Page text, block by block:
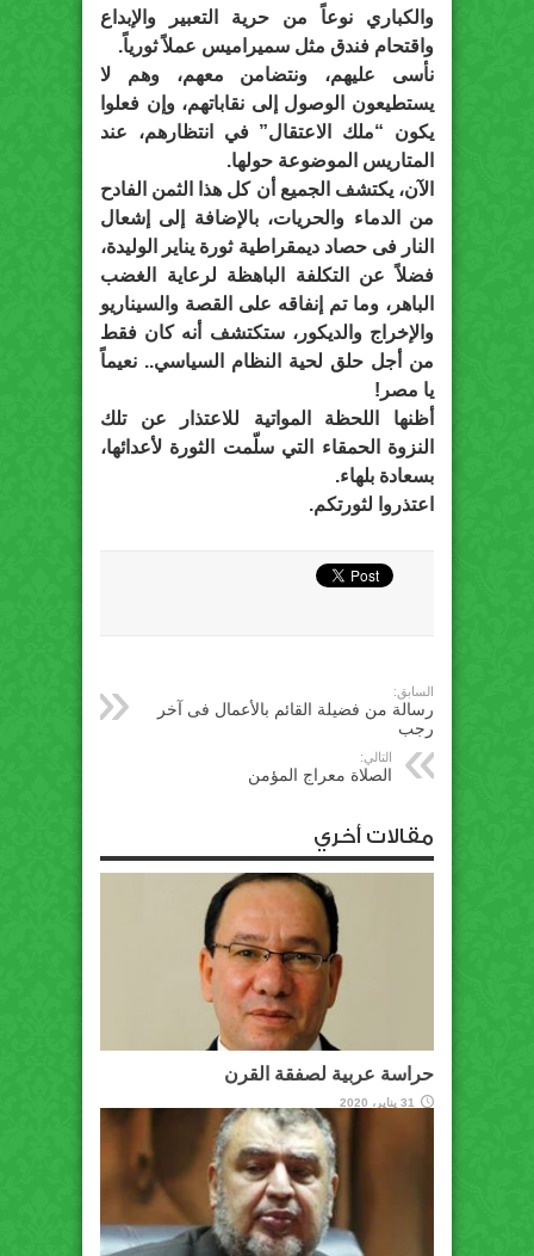
والكباري نوعاً من حرية التعبير والإبداع
واقتحام فندق مثل سميراميس عملاً ثورياً.
نأسى عليهم، ونتضامن معهم، وهم لا
يستطيعون الوصول إلى نقاباتهم، وإن فعلوا
يكون “ملك الاعتقال” في انتظارهم، عند
المتاريس الموضوعة حولها.
الآن، يكتشف الجميع أن كل هذا الثمن الفادح
من الدماء والحريات، بالإضافة إلى إشعال
النار فى حصاد ديمقراطية ثورة يناير الوليدة،
فضلاً عن التكلفة الباهظة لرعاية الغضب
الباهر، وما تم إنفاقه على القصة والسيناريو
والإخراج والديكور، ستكتشف أنه كان فقط
من أجل حلق لحية النظام السياسي.. نعيماً
يا مصر!
أظنها اللحظة المواتية للاعتذار عن تلك
النزوة الحمقاء التي سلّمت الثورة لأعدائها،
بسعادة بلهاء.
اعتذروا لثورتكم.
السابق:
رسالة من فضيلة القائم بالأعمال فى آخر
رجب
التالي:
الصلاة معراج المؤمن
مقالات أخري
حراسة عربية لصفقة القرن
31 يناير، 2020